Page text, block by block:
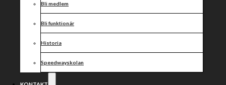
Bli medlem
Bli funktionär
Historia
Speedwayskolan